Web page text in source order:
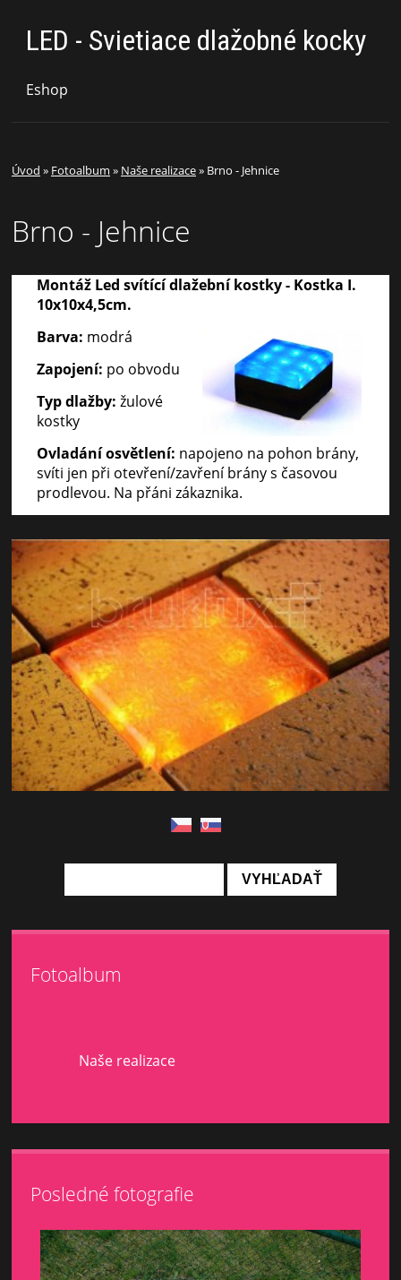
LED - Svietiace dlažobné kocky
Eshop
Úvod » Fotoalbum » Naše realizace» Brno - Jehnice
Brno - Jehnice
Montáž Led svítící dlažební kostky - Kostka I.
10x10x4,5cm.
Barva: modrá
Zapojení: po obvodu
Typ dlažby: žulové
kostky
Ovladání osvětlení: napojeno na pohon brány,
svíti jen při otevření/zavření brány s časovou
prodlevou. Na přáni zákaznika.
Fotoalbum
Naše realizace
Posledné fotografie